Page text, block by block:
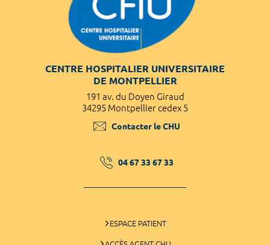
CENTRE HOSPITALIER UNIVERSITAIRE
DE MONTPELLIER
191 av. du Doyen Giraud
34295 Montpellier cedex 5
Contacter le CHU
04 67 33 67 33
ESPACE PATIENT